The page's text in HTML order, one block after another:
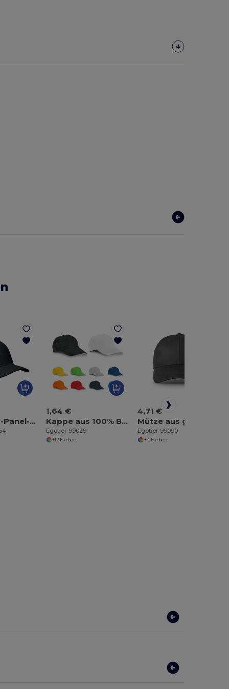
BUFFALO 6-Panel-Baseball-Cap
1,64 €
Kappe aus 100% Baumwolle
Egotier 99029
+12 Farben
4,71 €
Egotier 99090
+4 Farben